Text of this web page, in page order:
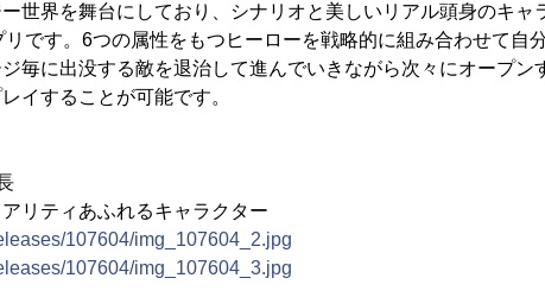
世界を舞台にしており、シナリオと美しいリアル頭身のキャ
です。6つの属性をもつヒーローを戦略的に組み合わせて自
毎に出没する敵を退治して進んでいきながら次々にオープン
イすることが可能です。
リティあふれるキャラクター
107604/img_107604_2.jpg
107604/img_107604_3.jpg